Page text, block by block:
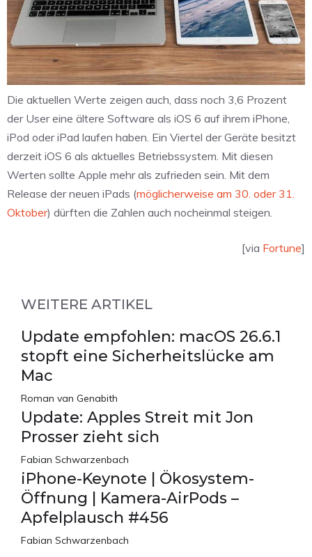
Die aktuellen Werte zeigen auch, dass noch 3,6 Prozent
der User eine ältere Software als iOS 6 auf ihrem iPhone,
iPod oder iPad laufen haben. Ein Viertel der Geräte besitzt
derzeit iOS 6 als aktuelles Betriebssystem. Mit diesen
Werten sollte Apple mehr als zufrieden sein. Mit dem
Release der neuen iPads (möglicherweise am 30. oder 31.
Oktober) dürften die Zahlen auch nocheinmal steigen.
[via Fortune]
WEITERE ARTIKEL
Update empfohlen: macOS 26.6.1
stopft eine Sicherheitslücke am
Mac
Roman van Genabith
Update: Apples Streit mit Jon
Prosser zieht sich
Fabian Schwarzenbach
iPhone-Keynote | Ökosystem-
Öffnung | Kamera-AirPods –
Apfelplausch #456
Fabian Schwarzenbach